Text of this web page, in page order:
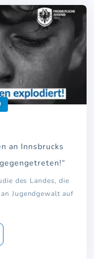
an Innsbrucks
des Landes, die
Jugendgewalt auf